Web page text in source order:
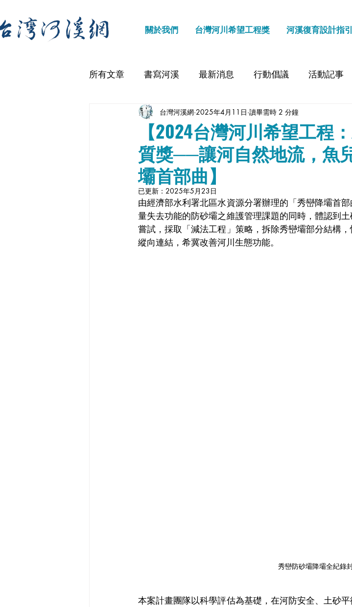
關於我們 台灣河川希望工程獎 河溪復育設計指引
所有文章 書寫河溪 最新消息 行動倡議 活動記事
【2024台灣河川希望工程
質獎──讓河自然地流，魚
壩首部曲】
台灣河溪網 2025年4月11日 讀畢需時 2 分鐘
已更新： 2025年5月23日
由經濟部水利署北區水資源分署辦理的「秀巒降壩首
量失去功能的防砂壩之維護管理課題的同時，體認到
嘗試，採取「減法工程」策略，拆除秀巒壩部分結構
縱向連結，希冀改善河川生態功能。
秀巒防砂壩降壩全紀錄
本案計畫團隊以科學評估為基礎，在河防安全、土砂